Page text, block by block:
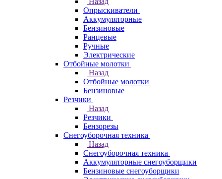
Опрыскиватели
Аккумуляторные
Бензиновые
Ранцевые
Ручные
Электрические
Отбойные молотки
Назад
Отбойные молотки
Бензиновые
Резчики
Назад
Резчики
Бензорезы
Снегоуборочная техника
Назад
Снегоуборочная техника
Аккумуляторные снегоуборщики
Бензиновые снегоуборщики